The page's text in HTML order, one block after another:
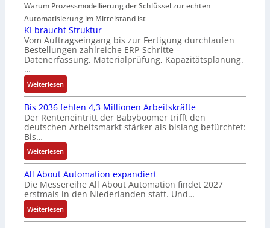
t
i
o
n
i
F
a
n
u
c
C
-
S
y
t
f
i
z
i
e
u
n
b
e
ä
t
i
g
R
r
t
f
ü
r
m
u
l
t
i
v
r
i
b
l
e
S
a
h
t
l
o
s
e
I
n
t
e
g
r
a
t
i
o
n
v
o
Warum Prozessmodellierung der Schlüssel zur echten
Automatisierung im Mittelstand ist
KI braucht Struktur
Vom Auftragseingang bis zur Fertigung durchlaufen
Bestellungen zahlreiche ERP-Schritte –
Datenerfassung, Materialprüfung, Kapazitätsplanung.
…
Weiterlesen:
K
I
b
r
a
u
c
h
t
S
t
r
Bis 2036 fehlen 4,3 Millionen Arbeitskräfte
Der Renteneintritt der Babyboomer trifft den
deutschen Arbeitsmarkt stärker als bislang befürchtet:
Bis…
Weiterlesen:
B
i
s
2
0
3
All About Automation expandiert
Die Messereihe All About Automation findet 2027
erstmals in den Niederlanden statt. Und…
Weiterlesen:
A